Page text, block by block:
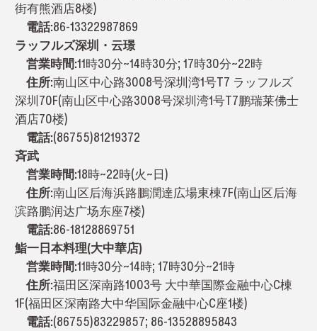
街有熊酒店8楼)
電話:86-13322987869
ラッフルズ深圳・云璟
営業時間:11時30分~14時30分; 17時30分~22時
住所:南山区中心路3008号深圳湾1号T7 ラッフルズ
深圳70F(南山区中心路3008号深圳湾1号T7鹏瑞莱佛士
酒店70楼)
電話:(86755)81219372
斉武
営業時間:18時~22時(火~日)
住所:南山区后海浜路鵬潤達広場東棟7F(南山区后海
滨路鹏润达广场东座7楼)
電話:86-18128869751
鮨一日本料理(大中華店)
営業時間:11時30分~14時; 17時30分~21時
住所:福田区深南路1003号 大中華国際金融中心C棟
1F(福田区深南路大中华国际金融中心C座1楼)
電話:(86755)83229857; 86-13528895843